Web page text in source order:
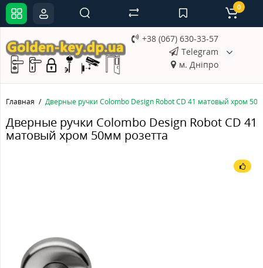
+38 (067) 630-33-57
Telegram
м. Дніпро
0
Главная Дверные ручки Colombo Design Robot CD 41 матовый хром
Дверные ручки Colombo Design Robot CD 41
матовый хром 50мм розетта